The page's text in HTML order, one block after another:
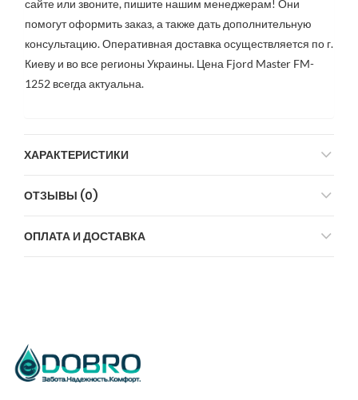
сайте или звоните, пишите нашим менеджерам! Они
помогут оформить заказ, а также дать дополнительную
консультацию. Оперативная доставка осуществляется по г.
Киеву и во все регионы Украины. Цена Fjord Master FM-
1252 всегда актуальна.
ХАРАКТЕРИСТИКИ
ОТЗЫВЫ (0)
ОПЛАТА И ДОСТАВКА